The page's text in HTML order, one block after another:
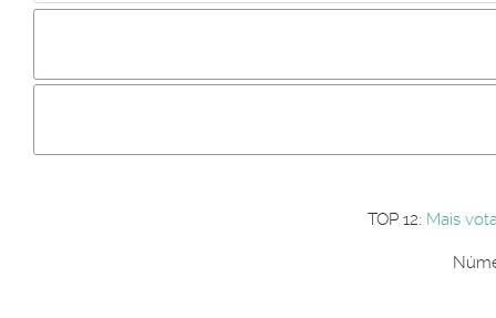
Incluir imagem :
Os
Primeiro autentique-se...
TOP 12: Mais